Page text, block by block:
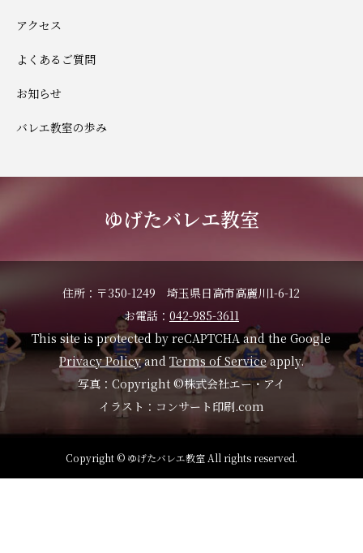
アクセス
よくあるご質問
お知らせ
バレエ教室の歩み
ゆげたバレエ教室
住所：〒350-1249 埼玉県日高市高麗川1-6-12
お電話： 042-985-3611
This site is protected by reCAPTCHA and the Google
Privacy Policyand Terms of Serviceapply.
写真：Copyright ©株式会社エー・アイ
イラスト：コンサート印刷.com
Copyright © ゆげたバレエ教室 All rights reserved.